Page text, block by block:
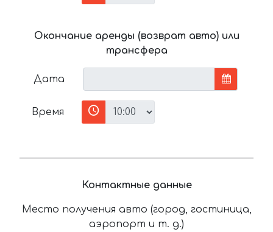
Окончание аренды (возврат авто) или
трансфера
Дата
Время
Контактные данные
Место получения авто (город, гостиница,
аэропорт и т. д.)